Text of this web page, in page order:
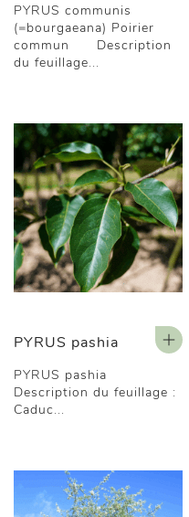
PYRUS communis
(=bourgaeana) Poirier
commun Description
du feuillage...
PYRUS pashia
PYRUS pashia
Description du feuillage :
Caduc...